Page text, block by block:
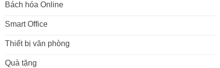
Bách hóa Online
Smart Office
Thiết bị văn phòng
Quà tặng